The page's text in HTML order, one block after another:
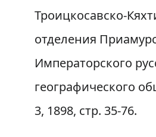
Троицкосавско-
отделения
Императорского
географического
3, 1898, стр. 35-76.